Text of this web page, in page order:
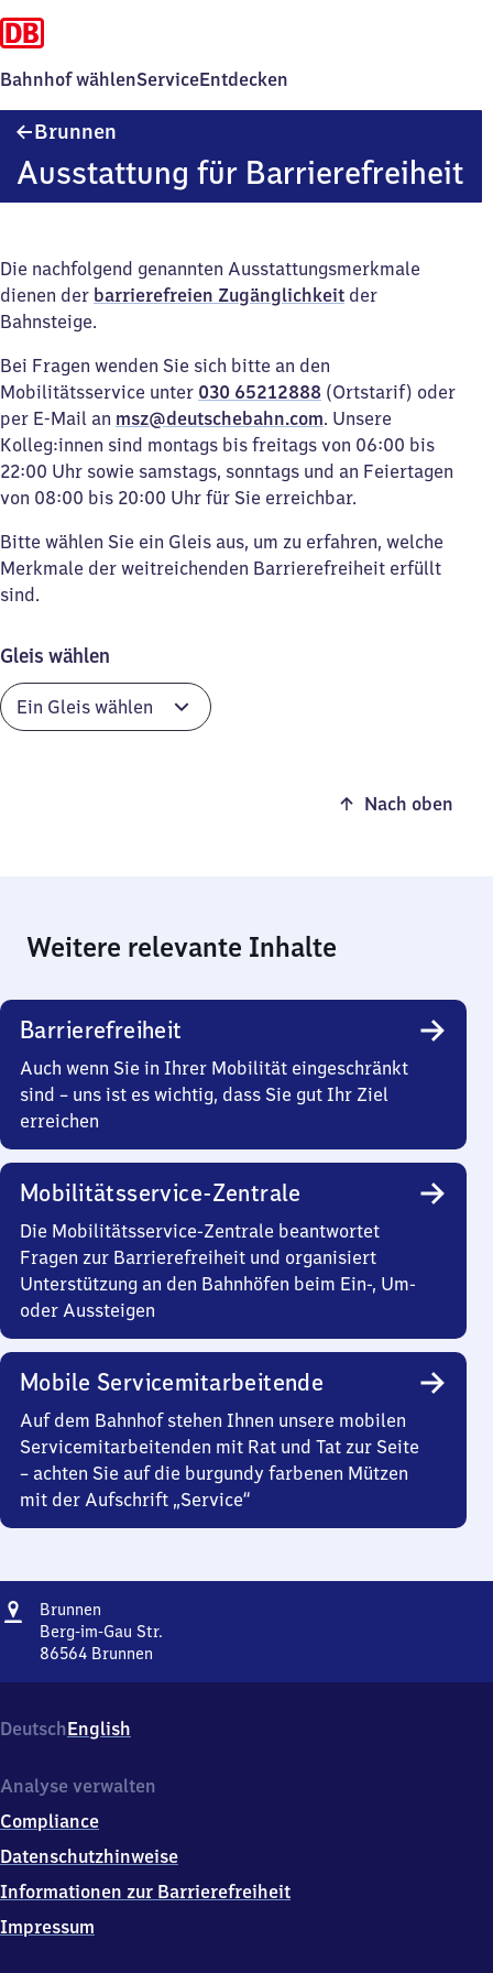
Bahnhof wählenServiceEntdecken
Brunnen
Ausstattung für Barrierefreiheit
Die nachfolgend genannten Ausstattungsmerkmale
dienen der barrierefreien Zugänglichkeit der
Bahnsteige.
Bei Fragen wenden Sie sich bitte an den
Mobilitätsservice unter 030 65212888 (Ortstarif) oder
per E-Mail an msz@deutschebahn.com. Unsere
Kolleg:innen sind montags bis freitags von 06:00 bis
22:00 Uhr sowie samstags, sonntags und an Feiertagen
von 08:00 bis 20:00 Uhr für Sie erreichbar.
Bitte wählen Sie ein Gleis aus, um zu erfahren, welche
Merkmale der weitreichenden Barrierefreiheit erfüllt
sind.
Gleis wählen
Nach oben
Weitere relevante Inhalte
Barrierefreiheit
Auch wenn Sie in Ihrer Mobilität eingeschränkt
sind – uns ist es wichtig, dass Sie gut Ihr Ziel
erreichen
Mobilitätsservice-Zentrale
Die Mobilitätsservice-Zentrale beantwortet
Fragen zur Barrierefreiheit und organisiert
Unterstützung an den Bahnhöfen beim Ein-, Um-
oder Aussteigen
Mobile Servicemitarbeitende
Auf dem Bahnhof stehen Ihnen unsere mobilen
Servicemitarbeitenden mit Rat und Tat zur Seite
– achten Sie auf die burgundy farbenen Mützen
mit der Aufschrift „Service“
Adresse
Brunnen
Berg-im-Gau Str.
86564 Brunnen
im-
Gau
8
5
6
Brunnen
DeutschEnglish
Analyse verwalten
Compliance
Datenschutzhinweise
Informationen zur Barrierefreiheit
Impressum